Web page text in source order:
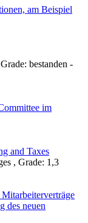
am Beispiel
bestanden -
im
and Taxes
, Grade: 1,3
des neuen